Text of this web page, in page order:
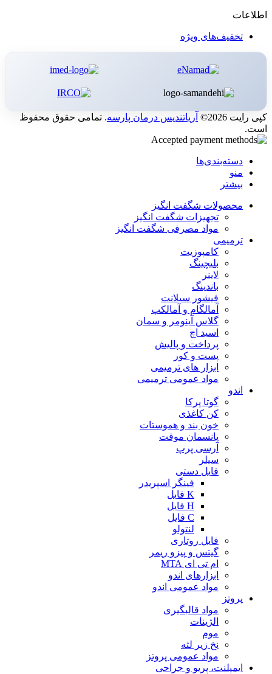
اطلاعات
تخفیف‌های ویژه
کپی رایت 2026© آریاتندیس درمان پارسه. تمامی حقوق محفوظ
است.
دسته‌بندی‌ها
منو
بیشتر
محصولات شگفت انگیز
تجهیزات شگفت انگیز
مواد مصرفی شگفت انگیز
ترمیمی
کامپوزیت
بلیچینگ
لاینر
باندینگ
فیشور سیلانت
آمالگام و آمالکپ
گلاس آینومر و سمان
اسید اچ
پرداخت و پالیش
پست و کور
ابزار های ترمیمی
مواد عمومی ترمیمی
اندو
گوتا پرکا
کن کاغذی
خون بند و هموستات
پانسمان موقت
آرسی پرپ
سیلر
فایل دستی
فینگر اسپریدر
K فایل
H فایل
C فایل
لنتولو
فایل روتاری
گیتس و پیزو ریمر
ام تی ای MTA
ابزارهای اندو
مواد عمومی اندو
پروتز
مواد قالبگیری
الژینات
موم
نخ زیر لثه
مواد عمومی پروتز
ایمپلنت، پریو و جراحی